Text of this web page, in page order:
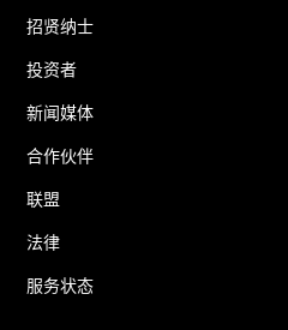
招贤纳士
投资者
新闻媒体
合作伙伴
联盟
法律
服务状态